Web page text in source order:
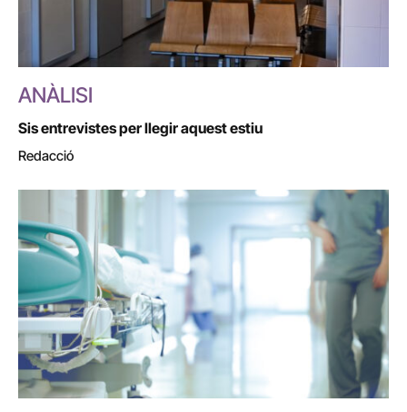
ANÀLISI
Sis entrevistes per llegir aquest estiu
Redacció